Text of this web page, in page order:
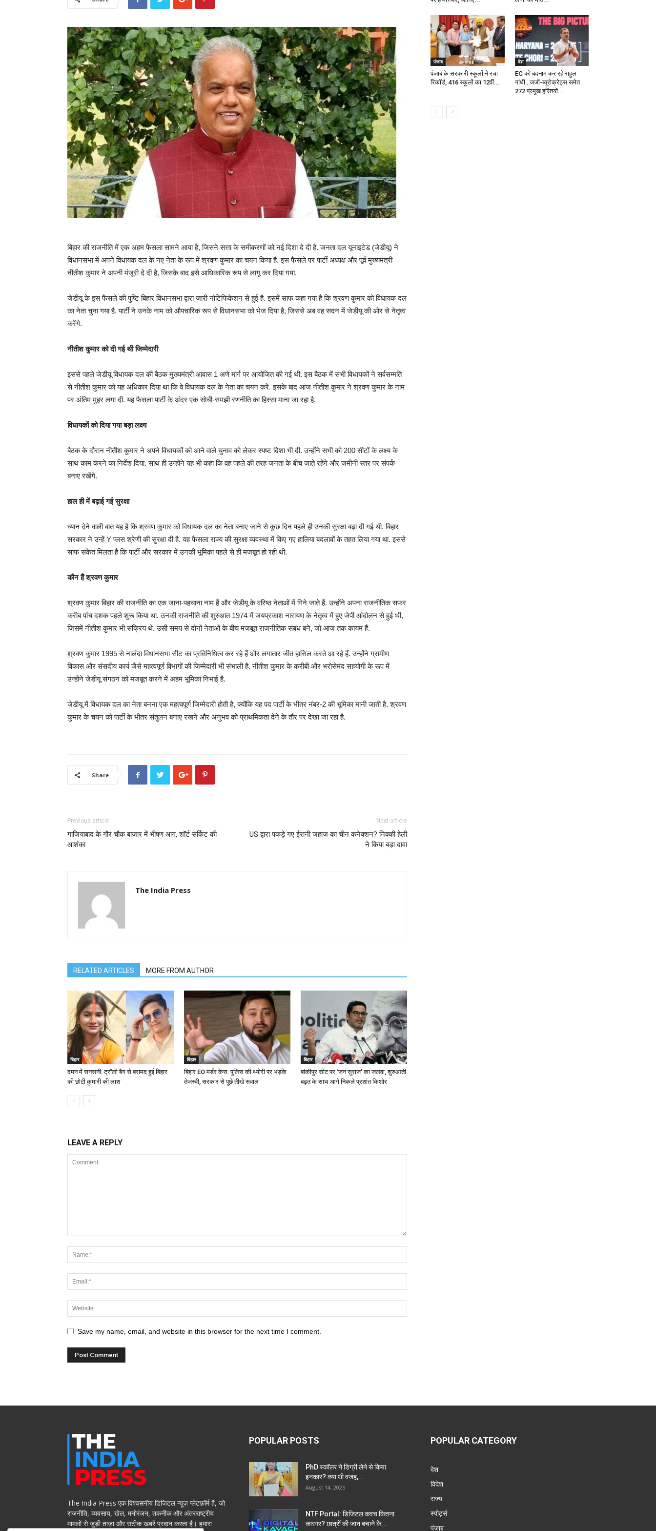
बिहार की राजनीति में एक अहम फैसला सामने आया है, जिसने सत्ता के समीकरणों को नई दिशा दे दी है. जनता दल यूनाइटेड (जेडीयू) ने
विधानसभा में अपने विधायक दल के नए नेता के रूप में श्रवण कुमार का चयन किया है. इस फैसले पर पार्टी अध्यक्ष और पूर्व मुख्यमंत्री
नीतीश कुमार ने अपनी मंजूरी दे दी है, जिसके बाद इसे आधिकारिक रूप से लागू कर दिया गया.
जेडीयू के इस फैसले की पुष्टि बिहार विधानसभा द्वारा जारी नोटिफिकेशन से हुई है. इसमें साफ कहा गया है कि श्रवण कुमार को विधायक दल
का नेता चुना गया है. पार्टी ने उनके नाम को औपचारिक रूप से विधानसभा को भेज दिया है, जिससे अब वह सदन में जेडीयू की ओर से नेतृत्व
करेंगे.
नीतीश कुमार को दी गई थी जिम्मेदारी
इससे पहले जेडीयू विधायक दल की बैठक मुख्यमंत्री आवास 1 अणे मार्ग पर आयोजित की गई थी. इस बैठक में सभी विधायकों ने सर्वसम्मति
से नीतीश कुमार को यह अधिकार दिया था कि वे विधायक दल के नेता का चयन करें. इसके बाद आज नीतीश कुमार ने श्रवण कुमार के नाम
पर अंतिम मुहर लगा दी. यह फैसला पार्टी के अंदर एक सोची-समझी रणनीति का हिस्सा माना जा रहा है.
विधायकों को दिया गया बड़ा लक्ष्य
बैठक के दौरान नीतीश कुमार ने अपने विधायकों को आने वाले चुनाव को लेकर स्पष्ट दिशा भी दी. उन्होंने सभी को 200 सीटों के लक्ष्य के
साथ काम करने का निर्देश दिया. साथ ही उन्होंने यह भी कहा कि वह पहले की तरह जनता के बीच जाते रहेंगे और जमीनी स्तर पर संपर्क
बनाए रखेंगे.
हाल ही में बढ़ाई गई सुरक्षा
ध्यान देने वाली बात यह है कि श्रवण कुमार को विधायक दल का नेता बनाए जाने से कुछ दिन पहले ही उनकी सुरक्षा बढ़ा दी गई थी. बिहार
सरकार ने उन्हें Y प्लस श्रेणी की सुरक्षा दी है. यह फैसला राज्य की सुरक्षा व्यवस्था में किए गए हालिया बदलावों के तहत लिया गया था. इससे
साफ संकेत मिलता है कि पार्टी और सरकार में उनकी भूमिका पहले से ही मजबूत हो रही थी.
कौन हैं श्रवण कुमार
श्रवण कुमार बिहार की राजनीति का एक जाना-पहचाना नाम हैं और जेडीयू के वरिष्ठ नेताओं में गिने जाते हैं. उन्होंने अपना राजनीतिक सफर
करीब पांच दशक पहले शुरू किया था. उनकी राजनीति की शुरुआत 1974 में जयप्रकाश नारायण के नेतृत्व में हुए जेपी आंदोलन से हुई थी,
जिसमें नीतीश कुमार भी सक्रिय थे. उसी समय से दोनों नेताओं के बीच मजबूत राजनीतिक संबंध बने, जो आज तक कायम हैं.
श्रवण कुमार 1995 से नालंदा विधानसभा सीट का प्रतिनिधित्व कर रहे हैं और लगातार जीत हासिल करते आ रहे हैं. उन्होंने ग्रामीण
विकास और संसदीय कार्य जैसे महत्वपूर्ण विभागों की जिम्मेदारी भी संभाली है. नीतीश कुमार के करीबी और भरोसेमंद सहयोगी के रूप में
उन्होंने जेडीयू संगठन को मजबूत करने में अहम भूमिका निभाई है.
जेडीयू में विधायक दल का नेता बनना एक महत्वपूर्ण जिम्मेदारी होती है, क्योंकि यह पद पार्टी के भीतर नंबर-2 की भूमिका मानी जाती है. श्रवण
कुमार के चयन को पार्टी के भीतर संतुलन बनाए रखने और अनुभव को प्राथमिकता देने के तौर पर देखा जा रहा है.
Share
Previous article
गाजियाबाद के गौर चौक बाजार में भीषण आग, शॉर्ट सर्किट की
आशंका
Next article
US द्वारा पकड़े गए ईरानी जहाज का चीन कनेक्शन? निक्की हेली
ने किया बड़ा दावा
The India Press
RELATED ARTICLES MORE FROM AUTHOR
बिहार
दमन में सनसनी: ट्रॉली बैग से बरामद हुई बिहार
की छोटी कुमारी की लाश
बिहार
बिहार EO मर्डर केस: पुलिस की थ्योरी पर भड़के
तेजस्वी, सरकार से पूछे तीखे सवाल
बिहार
बांकीपुर सीट पर ‘जन सुराज’ का जलवा, शुरुआती
बढ़त के साथ आगे निकले प्रशांत किशोर
LEAVE A REPLY
Save my name, email, and website in this browser for the next time I comment.
पंजाब
पंजाब के सरकारी स्कूलों ने रचा
रिकॉर्ड, 416 स्कूलों का 12वीं...
देश
EC को बदनाम कर रहे राहुल
गांधी…जजों-ब्यूरोक्रेट्स समेत
272 प्रमुख हस्तियों...
The India Press एक विश्वसनीय डिजिटल न्यूज़ प्लेटफ़ॉर्म है, जो
राजनीति, व्यवसाय, खेल, मनोरंजन, तकनीक और अंतरराष्ट्रीय
मामलों से जुड़ी ताज़ा और सटीक खबरें प्रदान करता है। हमारा
POPULAR POSTS
PhD स्कॉलर ने डिग्री लेने से किया
इनकार? क्या थी वजह,...
August 14, 2025
NTF Portal: डिजिटल कवच कितना
कारगर? छात्रों की जान बचाने के...
POPULAR CATEGORY
देश
विदेश
राज्य
स्पोर्ट्स
पंजाब